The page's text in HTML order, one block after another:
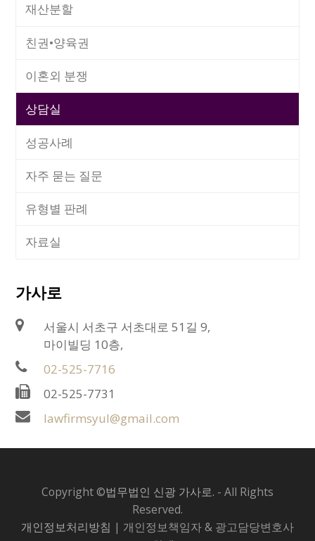
재산분할
친권•양육권
이혼외 분쟁
상담실
성공사례
자주 묻는 질문
유형별 판례
자료실
가사로
서울시 서초구 서초대로 51길 9,
마이빌딩 10층,
02-525-7716
02-525-7731
lawfirmsyul@gmail.com
Copyright ©법무법인 신광 가사로. - All Rights
Reserved.
개인정보처리방침 | 개인정보책임자 & 광고담당변호사